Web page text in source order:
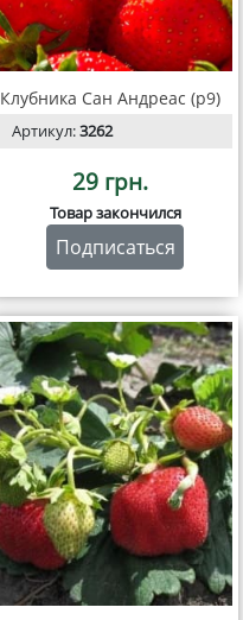
Клубника Сан Андреас (р9)
Артикул:3262
29 грн.
Товар закончился
Подписаться